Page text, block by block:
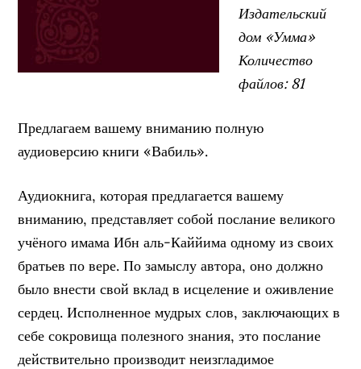
Издательский
дом «Умма»
Количество
файлов: 81
Предлагаем вашему вниманию полную
аудиоверсию книги «Вабиль».
Аудиокнига, которая предлагается вашему
вниманию, представляет собой послание великого
учёного имама Ибн аль-Каййима одному из своих
братьев по вере. По замыслу автора, оно должно
было внести свой вклад в исцеление и оживление
сердец. Исполненное мудрых слов, заключающих в
себе сокровища полезного знания, это послание
действительно производит неизгладимое